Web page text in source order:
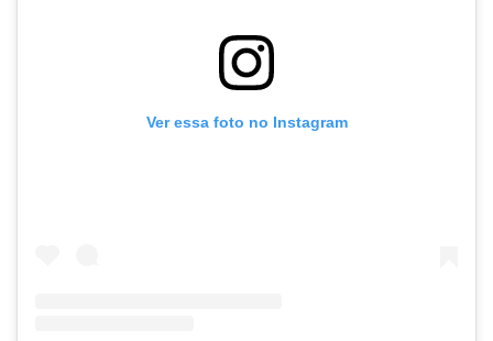
Ver essa foto no Instagram